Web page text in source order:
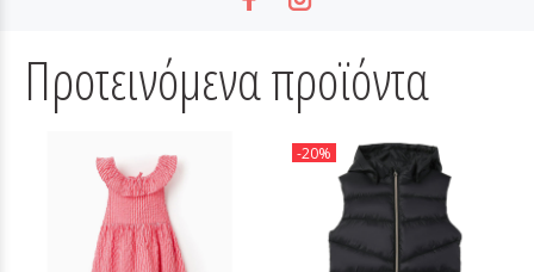
Προτεινόμενα προϊόντα
-20%